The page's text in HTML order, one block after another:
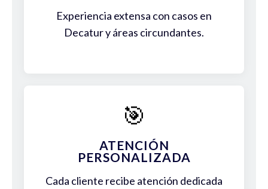
Experiencia extensa con casos en
Decatur y áreas circundantes.
🎯
ATENCIÓN
PERSONALIZADA
Cada cliente recibe atención dedicada